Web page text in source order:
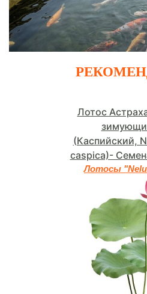
Лотос
(Каспийский,
caspica)-
Лотосы